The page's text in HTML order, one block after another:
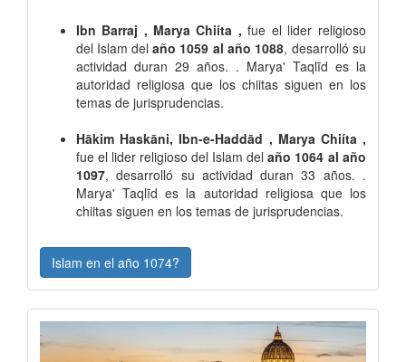
Ibn Barraj , Marya Chiíta , fue el lider religioso
del Islam del año 1059 al año 1088, desarrolló su
actividad duran 29 años. . Marya' Taqlīd es la
autoridad religiosa que los chiitas siguen en los
temas de jurisprudencias.
Hākim Haskāni, Ibn-e-Haddād , Marya Chiíta ,
fue el lider religioso del Islam del año 1064 al año
1097, desarrolló su actividad duran 33 años. .
Marya' Taqlīd es la autoridad religiosa que los
chiitas siguen en los temas de jurisprudencias.
Islam en el año 1074?